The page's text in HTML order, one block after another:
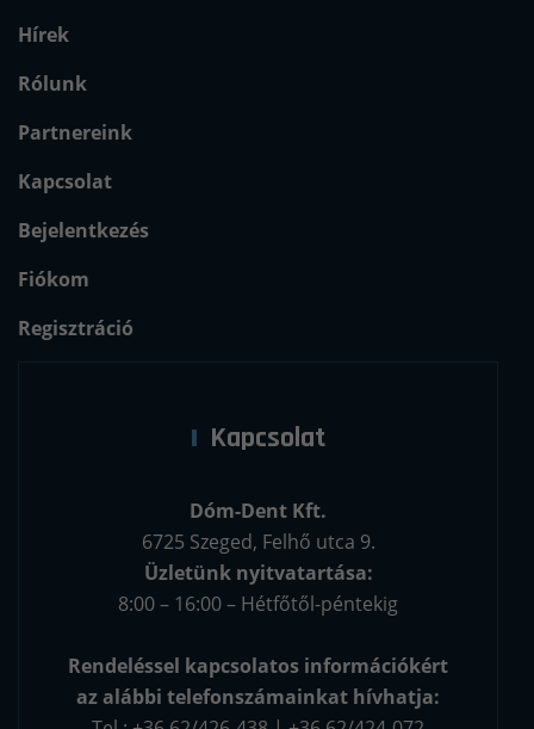
Hírek
Rólunk
Partnereink
Kapcsolat
Bejelentkezés
Fiókom
Regisztráció
Kapcsolat
Dóm-Dent Kft.
6725 Szeged, Felhő utca 9.
Üzletünk nyitvatartása:
8:00 – 16:00 – Hétfőtől-péntekig
Rendeléssel kapcsolatos információkért
az alábbi telefonszámainkat hívhatja: